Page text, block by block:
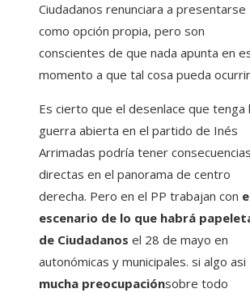
Ciudadanos renunciara a presentarse
como opción propia, pero son
conscientes de que nada apunta en
momento a que tal cosa pueda
Es cierto que el desenlace que tenga
guerra abierta en el partido de Inés
Arrimadas podría tener consecuencias
directas en el panorama de centro
derecha. Pero en el PP trabajan con
escenario de lo que habrá
de Ciudadanos el 28 de mayo en
autonómicas y municipales. si algo asi
mucha preocupaciónsobre todo